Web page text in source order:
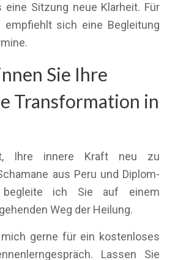
Sitzung neue Klarheit. Für
sich eine Begleitung
Sie Ihre
Transformation in
Ihre innere Kraft neu zu
aus Peru und Diplom-
begleite ich Sie auf einem
Weg der Heilung.
gerne für ein kostenloses
Lassen Sie